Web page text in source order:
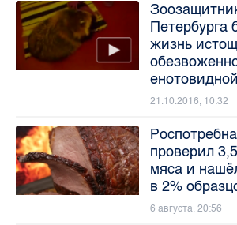
Петербурга
жизнь
21.10.2016, 10:32
проверил
мяса и
в 2%
6 августа, 20:56